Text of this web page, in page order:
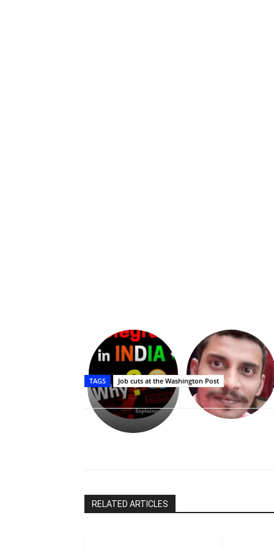
Upasana:
భర్తపై
రివెంజ్
తీర్చుకున్న
ఉపాసన..
పాపం
రామ్
TAGS Job cuts at the Washington Post
RELATED ARTICLES